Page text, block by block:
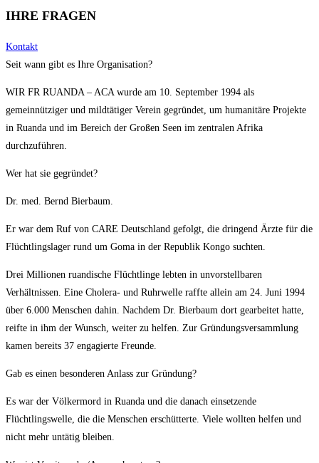
IHRE FRAGEN
Kontakt
Seit wann gibt es Ihre Organisation?
WIR FR RUANDA – ACA wurde am 10. September 1994 als
gemeinnütziger und mildtätiger Verein gegründet, um humanitäre Projekte
in Ruanda und im Bereich der Großen Seen im zentralen Afrika
durchzuführen.
Wer hat sie gegründet?
Dr. med. Bernd Bierbaum.
Er war dem Ruf von CARE Deutschland gefolgt, die dringend Ärzte für die
Flüchtlingslager rund um Goma in der Republik Kongo suchten.
Drei Millionen ruandische Flüchtlinge lebten in unvorstellbaren
Verhältnissen. Eine Cholera- und Ruhrwelle raffte allein am 24. Juni 1994
über 6.000 Menschen dahin. Nachdem Dr. Bierbaum dort gearbeitet hatte,
reifte in ihm der Wunsch, weiter zu helfen. Zur Gründungsversammlung
kamen bereits 37 engagierte Freunde.
Gab es einen besonderen Anlass zur Gründung?
Es war der Völkermord in Ruanda und die danach einsetzende
Flüchtlingswelle, die die Menschen erschütterte. Viele wollten helfen und
nicht mehr untätig bleiben.